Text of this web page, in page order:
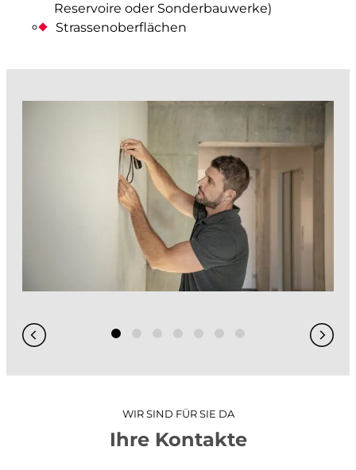
Zivilschutz
Projekt-Visualisierungen
Hydraulische Simulationen
Reservoire oder Sonderbauwerke)
Strassenoberflächen
WIR SIND FÜR SIE DA
Ihre Kontakte